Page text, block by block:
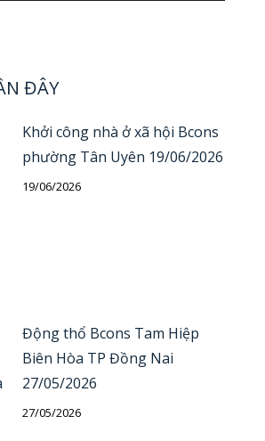
ĐÂY
Khởi công nhà ở xã hội Bcons
phường Tân Uyên 19/06/2026
19/06/2026
Động thổ Bcons Tam Hiệp
Biên Hòa TP Đồng Nai
27/05/2026
27/05/2026